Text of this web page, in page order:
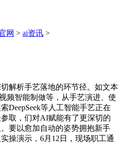
网 > ai资讯 >
析手艺落地的环节径。如文本
频智能制做等，从手艺演进、使
DeepSeek等人工智能手艺正在
取，们对AI赋能有了更深切的
要以愈加自动的姿势拥抱新手
操演示，6月12日，现场职工通